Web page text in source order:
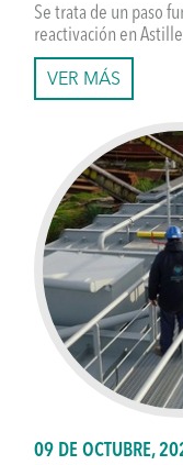
Se trata de un paso
reactivación en
VER MÁS
09 DE OCTUBRE,